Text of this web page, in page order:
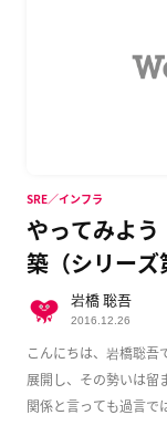
やってみよ
築（シリーズ
こんにちは、岩橋聡吾
展開し、その勢いは留
関係と言っても過言で
SRE／インフラ
岩橋 聡吾
2016.12.26